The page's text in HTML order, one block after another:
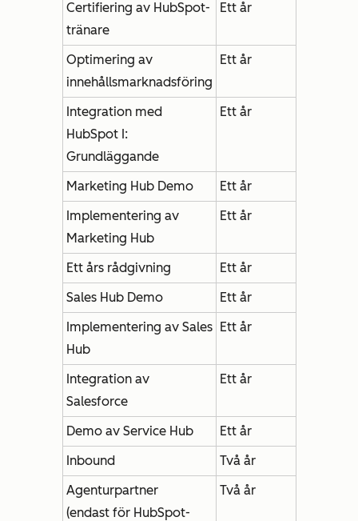
Certifiering av HubSpot-
tränare
Ett år
Optimering av
innehållsmarknadsföring
Ett år
Integration med
HubSpot I:
Grundläggande
Ett år
Marketing Hub Demo
Ett år
Implementering av
Marketing Hub
Ett år
Ett års rådgivning
Ett år
Sales Hub Demo
Ett år
Implementering av Sales
Hub
Ett år
Integration av
Salesforce
Ett år
Demo av Service Hub
Ett år
Inbound
Två år
Agenturpartner
(endast för HubSpot-
Två år